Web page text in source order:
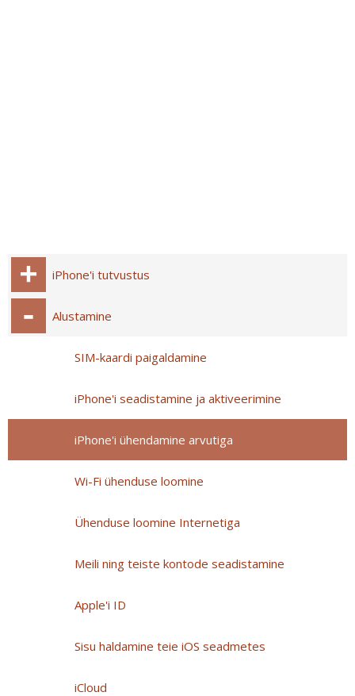
iPhone'i tutvustus
Alustamine
SIM-kaardi paigaldamine
iPhone'i seadistamine ja aktiveerimine
iPhone'i ühendamine arvutiga
Wi-Fi ühenduse loomine
Ühenduse loomine Internetiga
Meili ning teiste kontode seadistamine
Apple'i ID
Sisu haldamine teie iOS seadmetes
iCloud